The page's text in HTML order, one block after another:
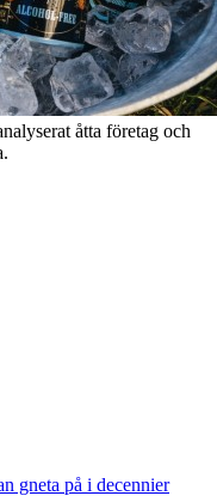
åtta företag och
gneta på i decennier